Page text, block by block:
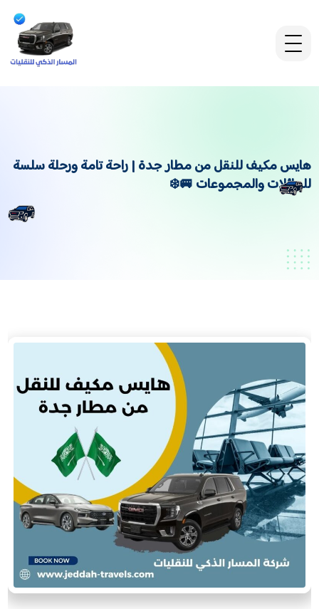
هايس مكيف للنقل من مطار جدة | راحة تامة ورحلة سلسة
للعائلات والمجموعات 🚐❄️